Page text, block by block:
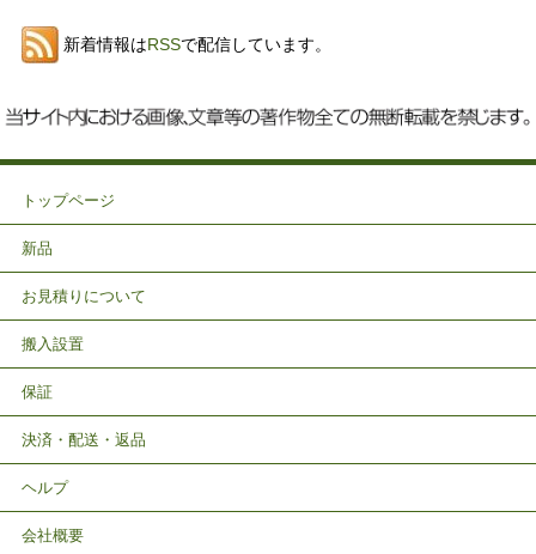
新着情報はRSSで配信しています。
トップページ
新品
お見積りについて
搬入設置
保証
決済・配送・返品
ヘルプ
会社概要